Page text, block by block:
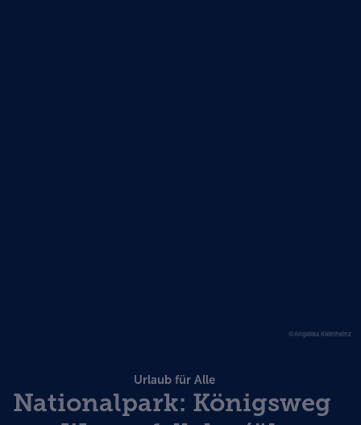
©Angelika Kleinheinz
Urlaub für Alle
Nationalpark: Königsweg